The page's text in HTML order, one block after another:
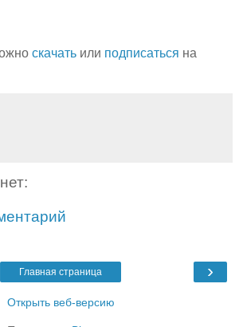
скачать или подписаться на
›
Главная страница
Открыть веб-версию